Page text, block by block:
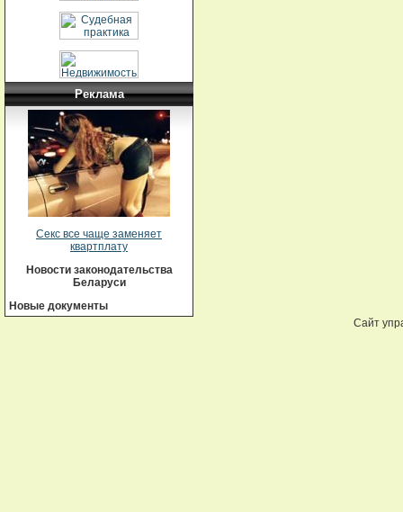
Реклама
Секс все чаще заменяет
квартплату
Новости законодательства
Беларуси
Новые документы
Сайт